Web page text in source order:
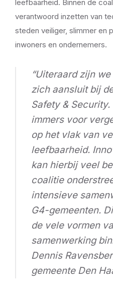
leefbaarheid. Binnen de
verantwoord inzetten van
steden veiliger, slimmer en
inwoners en ondernemers.
“Uiteraard zijn
zich aansluit bij
Safety &
immers voor
op het vlak van
leefbaarheid.
kan hierbij veel
coalitie
intensieve
G4-gemeenten.
de vele vormen
samenwerking
Dennis
gemeente Den